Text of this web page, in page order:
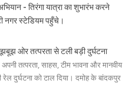
- तिरंगा यात्रा का शुभारंभ करने
नगर स्टेडियम पहुँचे।
ओर तत्परता से टली बड़ी दुर्घटना
तत्परता, साहस, टीम भावना और मानवीय
दुर्घटना को टाल दिया। दमोह के बांदकपुर